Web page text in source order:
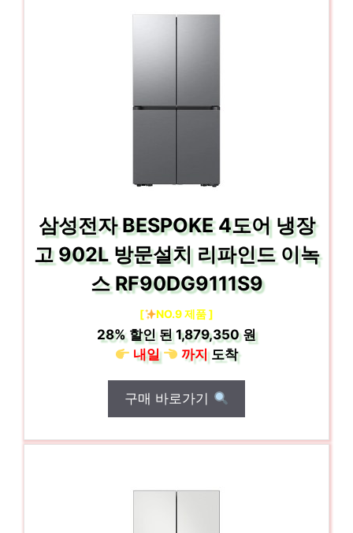
삼성전자 BESPOKE 4도어 냉장
고 902L 방문설치 리파인드 이녹
스 RF90DG9111S9
[ NO.9 제품 ]
28%할인 된1,879,350 원
내일
까지도착
구매 바로가기